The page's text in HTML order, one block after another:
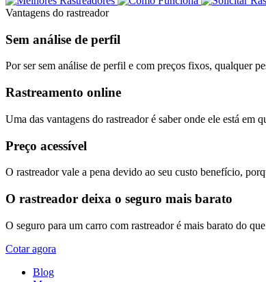
Vantagens do rastreador
Sem análise de perfil
Por ser sem análise de perfil e com preços fixos, qualquer
Rastreamento online
Uma das vantagens do rastreador é saber onde ele está
Preço acessível
O rastreador vale a pena devido ao seu custo benefício,
O rastreador deixa o seguro mais barato
O seguro para um carro com rastreador é mais barato do
Cotar agora
Blog